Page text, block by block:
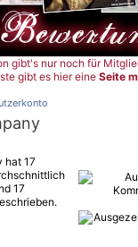
gibt's nur noch für
gibt es hier eineSeite
hat 17
17